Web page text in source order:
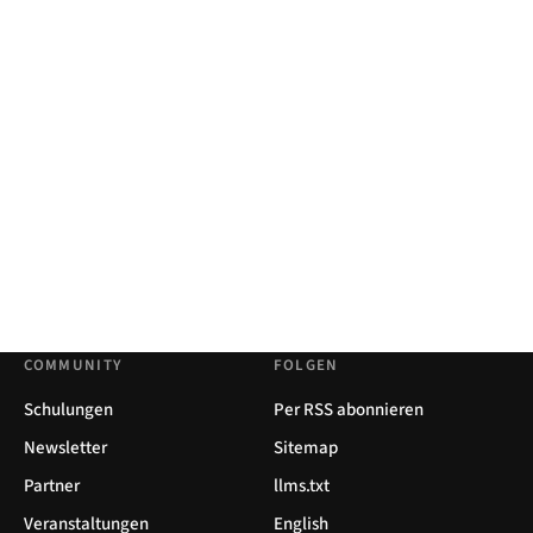
COMMUNITY
Schulungen
Newsletter
Partner
Veranstaltungen
FOLGEN
Per RSS abonnieren
Sitemap
llms.txt
English